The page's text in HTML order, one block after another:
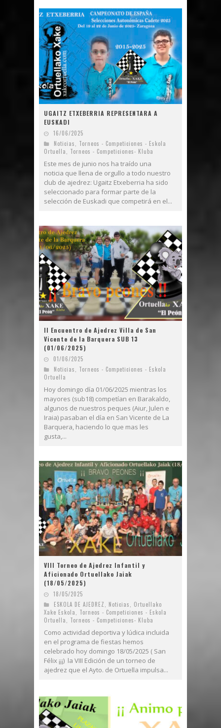
UGAITZ ETXEBERRIA REPRESENTARA A
EUSKADI
16/06/2025
Noticias
Torneos - Competiciones - Eskola
Ortuella
Torneos - Competiciones- Kluba
Este mes de junio nos ha traído una
noticia que llena de orgullo a todo nuestro
club de ajedrez: Ugaitz Etxeberria ha sido
seleccionado para formar parte de la
selección de Euskadi que competirá en el...
II Encuentro de Ajedrez Villa de San
Vicente de la Barquera SUB 13
(01/06/2025)
01/06/2025
Noticias
Torneos - Competiciones - Eskola
Ortuella
Hoy domingo día 01/06/2025 mientras los
mayores (sub18) competían en Barakaldo,
algunos de nuestros peques (Aiur, Julen e
Iraia) pasaban el día en San Vicente de La
Barquera, haciendo lo que mas les
gusta,...
VIII Torneo de Ajedrez Infantil y
Aficionado Ortuellako Jaiak
(18/05/2025)
18/05/2025
ESKOLA DE AJEDREZ, Noticias, Ortuellako
Xake Eskola, Torneos - Competiciones - Eskola
Ortuella, Torneos - Competiciones- Kluba
Como actividad deportiva y lúdica incluida
en el programa de fiestas hemos
celebrado hoy domingo 18/05/2025 ( San
Félix ¡¡¡) la VIII Edición de un torneo de
ajedrez que el Ayto. de Ortuella impulsa...